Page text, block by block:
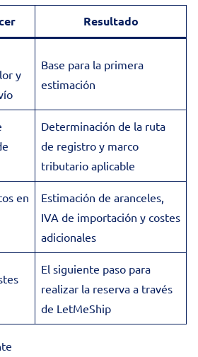
Resultado
y
Base para la primera
estimación
Determinación de la ruta
de registro y marco
tributario aplicable
en
Estimación de aranceles,
IVA de importación y costes
adicionales
El siguiente paso para
realizar la reserva a través
de LetMeShip